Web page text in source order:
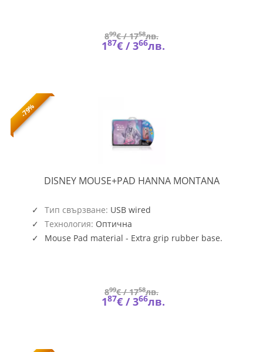
899€ /1758лв.
187€ /366лв.
-79%
DISNEY MOUSE+PAD HANNA MONTANA
Тип свързване: USB wired
Технология: Оптична
Mouse Pad material - Extra grip rubber base.
899€ /1758лв.
187€ /366лв.